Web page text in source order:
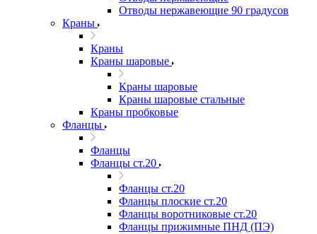
Отводы нержавеющие 90 градусов
Краны
Краны
Краны шаровые
Краны шаровые
Краны шаровые стальные
Краны пробковые
Фланцы
Фланцы
Фланцы ст.20
Фланцы ст.20
Фланцы плоские ст.20
Фланцы воротниковые ст.20
Фланцы прижимные ПНД (ПЭ)